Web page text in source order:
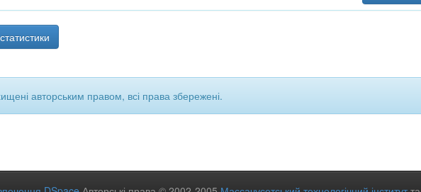
авторським правом, всі права збережені.